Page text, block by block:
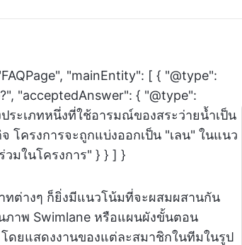
"mainEntity": [ { "@type":
"acceptedAnswer": { "@type":
ระเภทหนึ่งที่ใช้อารมณ์ของสระว่ายน้ำเป็น
โครงการจะถูกแบ่งออกเป็น "เลน" ในแนว
มในโครงการ" } } ] }
ทต่างๆ ก็ยิ่งมีแนวโน้มที่จะผสมผสานกัน
าพ Swimlane หรือแผนผังขั้นตอน
ดยแสดงงานของแต่ละสมาชิกในทีมในรูป